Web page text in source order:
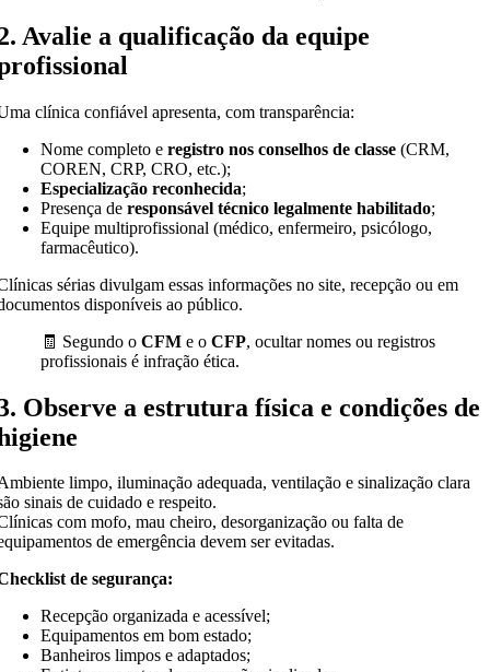
Avalie a qualificação da equipe
clínica confiável apresenta, com transparência:
Nome completo eregistro nos conselhos de classe (CRM,
COREN, CRP, CRO, etc.);
Especialização reconhecida;
Presença deresponsável técnico legalmente habilitado;
Equipe multiprofissional (médico, enfermeiro, psicólogo,
farmacêutico).
sérias divulgam essas informações no site, recepção ou em
disponíveis ao público.
🧾 Segundo oCFM e oCFP, ocultar nomes ou registros
profissionais é infração ética.
Observe a estrutura física e condições de
limpo, iluminação adequada, ventilação e sinalização clara
sinais de cuidado e respeito.
com mofo, mau cheiro, desorganização ou falta de
de emergência devem ser evitadas.
de segurança:
Recepção organizada e acessível;
Equipamentos em bom estado;
Banheiros limpos e adaptados;